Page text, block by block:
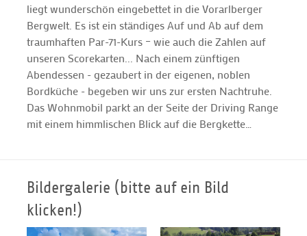
liegt wunderschön eingebettet in die Vorarlberger
Bergwelt. Es ist ein ständiges Auf und Ab auf dem
traumhaften Par-71-Kurs – wie auch die Zahlen auf
unseren Scorekarten... Nach einem zünftigen
Abendessen - gezaubert in der eigenen, noblen
Bordküche - begeben wir uns zur ersten Nachtruhe.
Das Wohnmobil parkt an der Seite der Driving Range
mit einem himmlischen Blick auf die Bergkette…
Bildergalerie (bitte auf ein Bild
klicken!)